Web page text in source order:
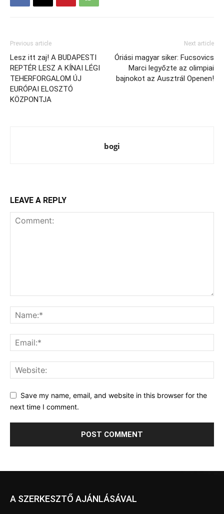
Previous article
Lesz itt zaj! A BUDAPESTI
REPTÉR LESZ A KÍNAI LÉGI
TEHERFORGALOM ÚJ
EURÓPAI ELOSZTÓ
KÖZPONTJA
Next article
Óriási magyar siker: Fucsovics
Marci legyőzte az olimpiai
bajnokot az Ausztrál Openen!
bogi
LEAVE A REPLY
Save my name, email, and website in this browser for the
next time I comment.
A SZERKESZTŐ AJÁNLÁSÁVAL